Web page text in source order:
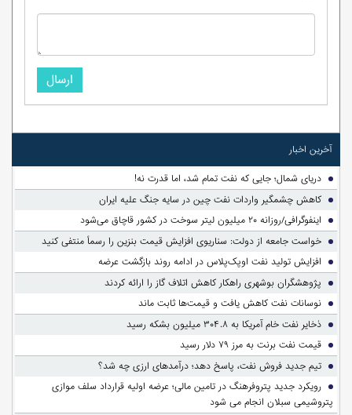
ارسال
آخرین اخبار
دریای شمال؛ جایی که نفت تمام شد، اما قدرت نه!
کاهش چشمگیر واردات نفت چین در سایه جنگ علیه ایران
اینفوگرافی/روزانه ۲۰ میلیون لیتر سوخت در کشور قاچاق می‌شود
خواست جامعه از دولت: سناریوی افزایش قیمت بنزین را رسماً منتفی کنید
افزایش تولید نفت اوپک‌پلاس در ادامه روند بازگشت عرضه
پژوهشگران بوشهری راهکار کاهش اتلاف گاز را ارائه کردند
نوسانات نفت کاهش یافت و قیمت‌ها ثابت ماند
ذخایر نفت خام آمریکا به ۳۰۴.۸ میلیون بشکه رسید
قیمت نفت برنت به مرز ۷۹ دلار رسید
تیم جدید فروش نفت، پاسخ دهد؛ درآمدهای ارزی چه شد؟
رویکرد جدید پتروفرهنگ در تامین مالی؛ عرضه اولیه قرارداد سلف موازی
پتروشیمی سبلان انجام می شود